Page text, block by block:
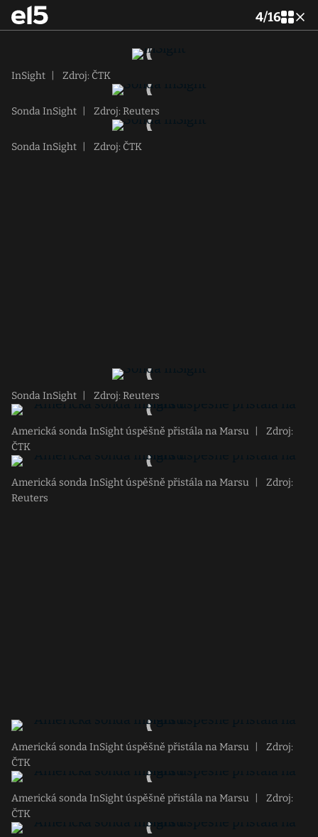
4/16
InSight Zdroj: ČTK
Sonda InSight Zdroj: Reuters
Sonda InSight Zdroj: ČTK
Sonda InSight Zdroj: Reuters
Americká sonda InSight úspěšně přistála na Marsu
Zdroj:
ČTK
Americká sonda InSight úspěšně přistála na Marsu
Zdroj:
Reuters
Americká sonda InSight úspěšně přistála na Marsu
Zdroj:
ČTK
Americká sonda InSight úspěšně přistála na Marsu
Zdroj:
ČTK